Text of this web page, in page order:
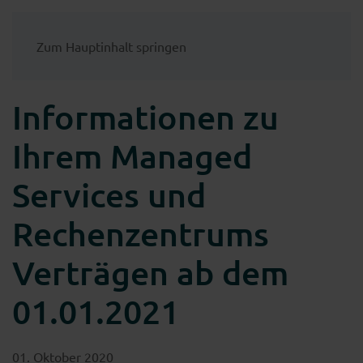
Zum Hauptinhalt springen
Informationen zu
Ihrem Managed
Services und
Rechenzentrums
Verträgen ab dem
01.01.2021
01. Oktober 2020